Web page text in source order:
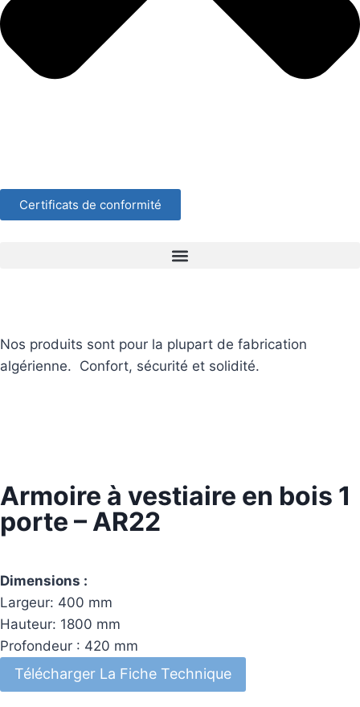
Certificats de conformité
Nos produits sont pour la plupart de fabrication
algérienne. Confort, sécurité et solidité.
Armoire à vestiaire en bois 1
porte – AR22
Dimensions :
Largeur: 400 mm
Hauteur: 1800 mm
Profondeur : 420 mm
Télécharger La Fiche Technique